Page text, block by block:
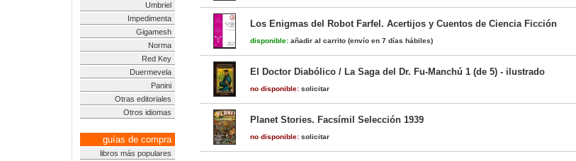
Umbriel
Impedimenta
Gigamesh
Norma
Red Key
Duermevela
Panini
Otras editoriales
Otros idiomas
guías de compra
libros más populares
Los Enigmas del Robot Farfel. Acertijos y Cuentos de Ciencia Ficción
disponible: añadir al carrito (envío en 7 días hábiles)
El Doctor Diabólico / La Saga del Dr. Fu-Manchú 1 (de 5) - ilustrado
no disponible: solicitar
Planet Stories. Facsímil Selección 1939
no disponible: solicitar